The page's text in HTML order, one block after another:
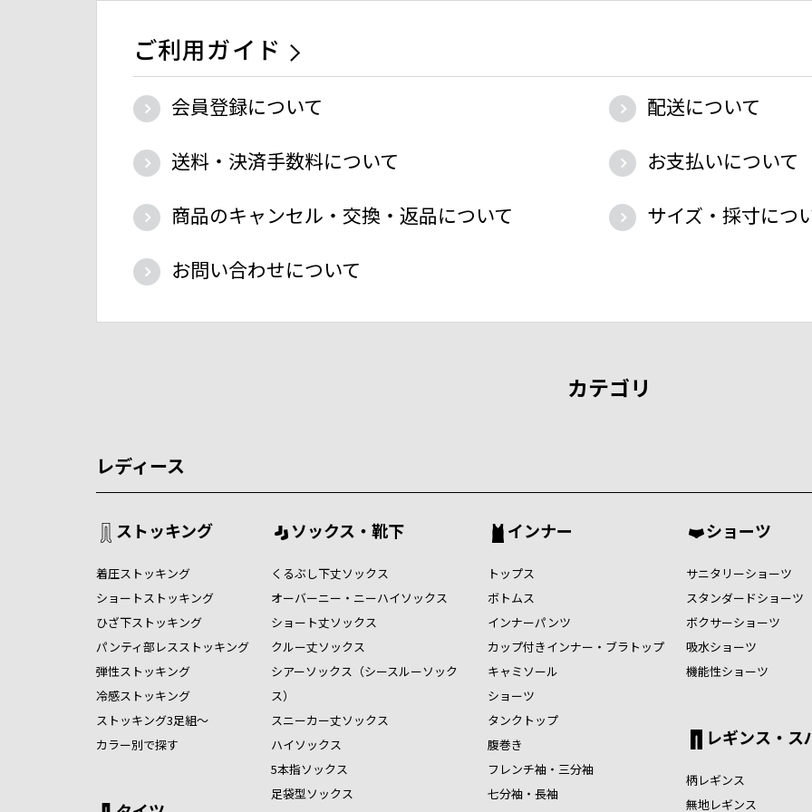
ご利用ガイド
会員登録について
配送について
送料・決済手数料について
お支払いについて
商品のキャンセル・交換・返品について
サイズ・採寸につ
お問い合わせについて
カテゴリ
レディース
ストッキング
着圧ストッキング
ショートストッキング
ひざ下ストッキング
パンティ部レスストッキング
弾性ストッキング
冷感ストッキング
ストッキング3足組～
カラー別で探す
ソックス・靴下
くるぶし下丈ソックス
オーバーニー・ニーハイソックス
ショート丈ソックス
クルー丈ソックス
シアーソックス（シースルーソック
ス）
スニーカー丈ソックス
ハイソックス
5本指ソックス
足袋型ソックス
インナー
トップス
ボトムス
インナーパンツ
カップ付きインナー・ブラトップ
キャミソール
ショーツ
タンクトップ
腹巻き
フレンチ袖・三分袖
七分袖・長袖
ショーツ
サニタリーショーツ
スタンダードショーツ
ボクサーショーツ
吸水ショーツ
機能性ショーツ
レギンス・ス
柄レギンス
無地レギンス